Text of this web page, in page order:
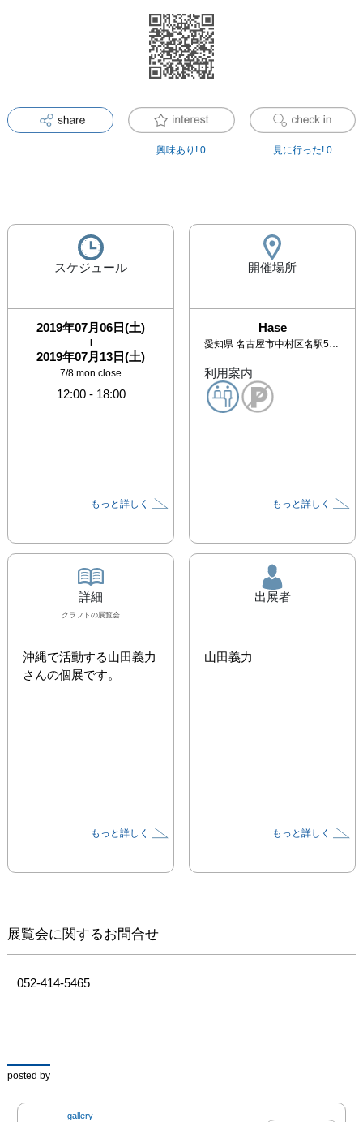
興味あり! 0 見に行った! 0
スケジュール
2019年07月06日(土)
|
2019年07月13日(土)
7/8 mon close
12:00- 18:00
もっと詳しく
開催場所
Hase
愛知県 名古屋市中村区名駅5-10-7 花車ビル中館1階
利用案内
もっと詳しく
詳細
クラフト の展覧会
沖縄で活動する山田義力
さんの個展です。
もっと詳しく
出展者
山田義力
もっと詳しく
展覧会に関するお問合せ
052-414-5465
posted by
gallery